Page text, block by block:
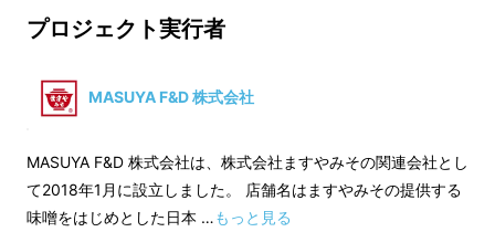
させ発酵させて作る、インドネシアなどで400
豆発酵食品です。
今回ご案内をさせて頂く「女性の為の発酵大
豆」は色々な料理やドリンクに1包(5g)をサッ
さい)
プロジェクト実行者
MASUYA F&D 株式会社
MASUYA F&D 株式会社は、株式会社ますやみその関連会社とし
て2018年1月に設立しました。 店舗名はますやみその提供する
味噌をはじめとした日本 …もっと見る